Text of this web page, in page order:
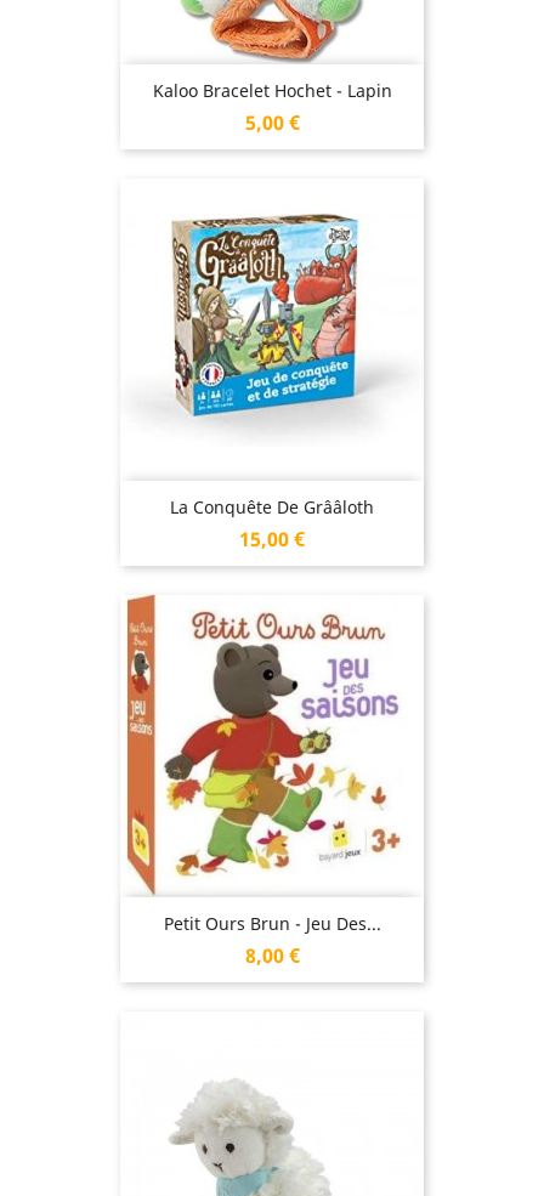
Kaloo Bracelet Hochet - Lapin
Prix
5,00 €
La Conquête De Grââloth
Prix
15,00 €
Petit Ours Brun - Jeu Des...
Prix
8,00 €